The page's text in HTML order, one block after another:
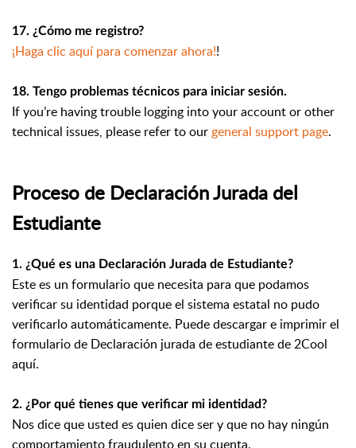
17. ¿Cómo me registro?
¡Haga clic aquí para comenzar ahora!!
18. Tengo problemas técnicos para iniciar sesión.
If you’re having trouble logging into your account or other
technical issues, please refer to our general support page.
Proceso de Declaración Jurada del
Estudiante
1. ¿Qué es una Declaración Jurada de Estudiante?
Este es un formulario que necesita para que podamos
verificar su identidad porque el sistema estatal no pudo
verificarlo automáticamente. Puede descargar e imprimir el
formulario de Declaración jurada de estudiante de 2Cool
aquí.
2. ¿Por qué tienes que verificar mi identidad?
Nos dice que usted es quien dice ser y que no hay ningún
comportamiento fraudulento en su cuenta.